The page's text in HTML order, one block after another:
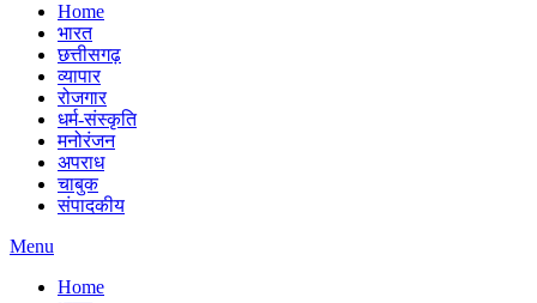
Home
भारत
छत्तीसगढ़
व्यापार
रोजगार
धर्म-संस्कृति
मनोरंजन
अपराध
चाबुक
संपादकीय
Menu
Home